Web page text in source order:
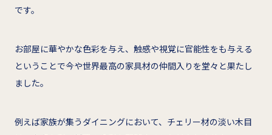
です。
お部屋に華やかな色彩を与え、触感や視覚に官能性をも与える
ということで今や世界最高の家具材の仲間入りを堂々と果たし
ました。
例えば家族が集うダイニングにおいて、チェリー材の淡い木目